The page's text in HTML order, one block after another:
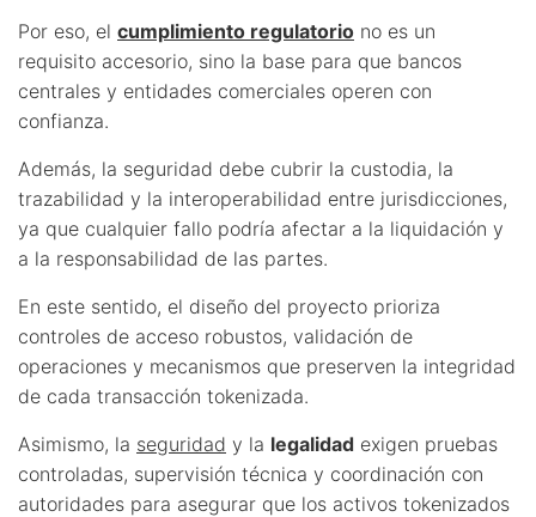
Por eso, el cumplimiento regulatorio no es un
requisito accesorio, sino la base para que bancos
centrales y entidades comerciales operen con
confianza.
Además, la seguridad debe cubrir la custodia, la
trazabilidad y la interoperabilidad entre jurisdicciones,
ya que cualquier fallo podría afectar a la liquidación y
a la responsabilidad de las partes.
En este sentido, el diseño del proyecto prioriza
controles de acceso robustos, validación de
operaciones y mecanismos que preserven la integridad
de cada transacción tokenizada.
Asimismo, la seguridad y la legalidad exigen pruebas
controladas, supervisión técnica y coordinación con
autoridades para asegurar que los activos tokenizados